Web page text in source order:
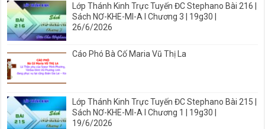
Lớp Thánh Kinh Trực Tuyến ĐC Stephano Bài 216 |
Sách NƠ-KHE-MI-A I Chương 3 | 19g30 |
26/6/2026
Cáo Phó Bà Cố Maria Vũ Thị La
Lớp Thánh Kinh Trực Tuyến ĐC Stephano Bài 215 |
Sách NƠ-KHE-MI-A I Chương 1 | 19g30 |
19/6/2026